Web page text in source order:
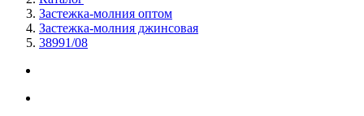
Застежка-молния оптом
Застежка-молния джинсовая
38991/08